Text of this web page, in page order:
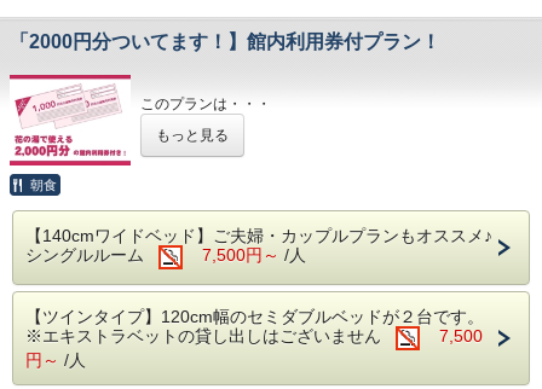
ご入浴できません
・午前9:00～10:00
※サウナは24:00、露天風呂は25:00で閉鎖い
■レストラン■
ご当地グルメの「富士宮やきそば」や和洋中
のバリエーション豊富なお料理やおつまみや
スイーツをご賞味ください
自社製造のクラフトビールや富士宮の地酒等
※午前6:00～9:00の間にお召しあがりください
■無料駐車場■
ます。
（7/1～9/15までは夏季繁忙期としてバス・トラックの
駐車はできません）
■注意点■
・お部屋は全て禁煙です。喫煙は各喫煙スペースにてお願い
します
・入れ墨・タトゥーやシール等のある方はご入館いただけま
「2000円分ついてます！】館内利用券付プラン！
このプランは・・・
てもオトク！
館内のレストラン・売店・リラクゼーションをご利用される
※館内利用券の返金及び、換金は出来ません
世界遺産富士山の麓、静岡県富士宮市で営業しております天
然温泉施設『富嶽温泉花の湯』
バリエーション豊富な湯船やサウナを愉しめる温泉のテーマ
もっと見る
朝食
【140cmワイドベッド】ご夫婦・カップルプランもオススメ♪
シングルルーム
7,500円～ /人
【ツインタイプ】120cm幅のセミダブルベッドが２台です。
※エキストラベットの貸し出しはございません
7,500
円～ /人